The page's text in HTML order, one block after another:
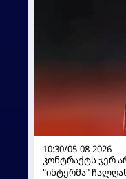
10:30/05-08-2026
კონტრაქტს ჯერ
"ინტერმა"